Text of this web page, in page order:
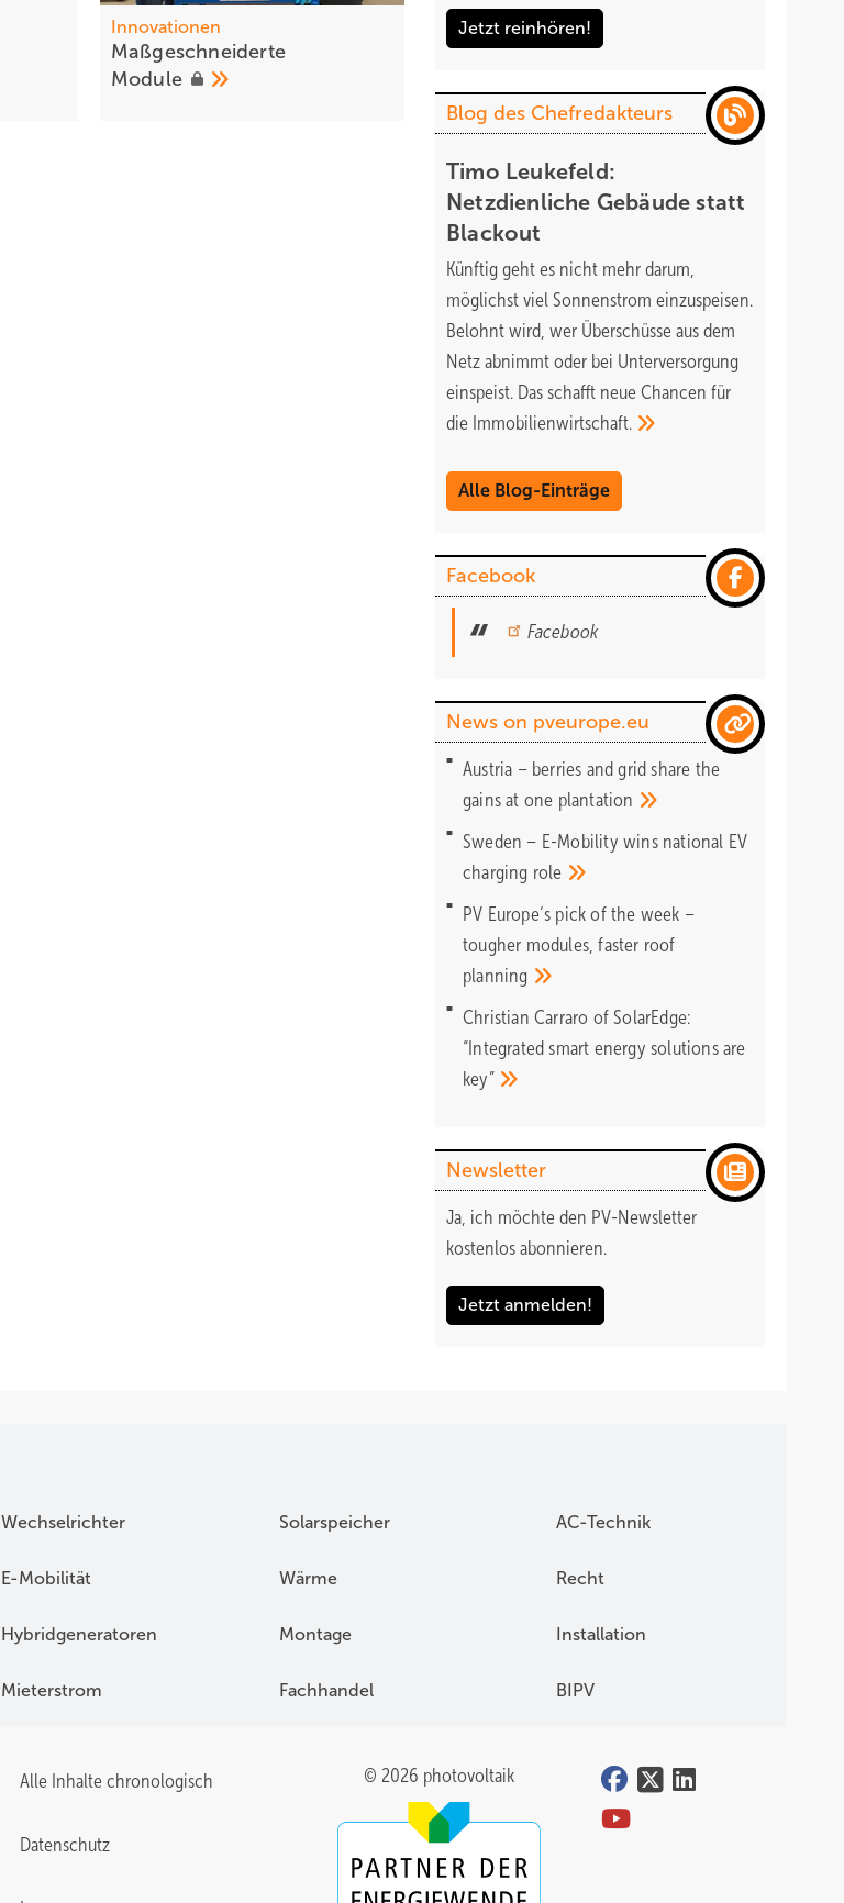
Innovationen
Maßgeschneiderte
Module
Jetzt reinhören!
Blog des Chefredakteurs
Timo Leukefeld:
Netzdienliche Gebäude statt
Blackout
Künftig geht es nicht mehr darum,
möglichst viel Sonnenstrom einzuspeisen.
Belohnt wird, wer Überschüsse aus dem
Netz abnimmt oder bei Unterversorgung
einspeist. Das schafft neue Chancen für
die Immobilienwirtschaft.
Alle Blog-Einträge
Facebook
Facebook
News on pveurope.eu
Austria – berries and grid share the
gains at one plantation
Sweden – E-Mobility wins national EV
charging role
PV Europe‘s pick of the week –
tougher modules, faster roof
planning
Christian Carraro of SolarEdge:
“Integrated smart energy solutions are
key”
Newsletter
Ja, ich möchte den PV-Newsletter
kostenlos abonnieren.
Jetzt anmelden!
Wechselrichter Solarspeicher AC-Technik
E-Mobilität Wärme Recht
Hybridgeneratoren Montage Installation
Mieterstrom Fachhandel BIPV
Alle Inhalte chronologisch
Datenschutz
© 2026 photovoltaik